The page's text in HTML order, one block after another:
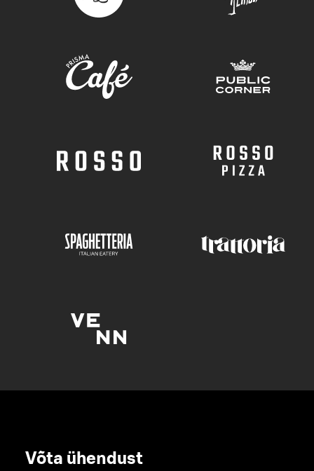
Võta ühendust